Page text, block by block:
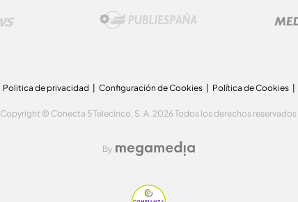
Politica de privacidad Configuración de Cookies Política de Cookies
Copyright © Conecta 5 Telecinco, S. A. 2026 Todos los derechos reservados
By